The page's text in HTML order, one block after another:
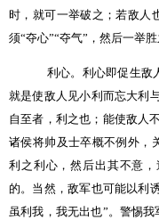
时，就可一举破之；若敌人
须“夺心”“夺气”，然后一举胜
利心。利心即促生敌
就是使敌人见小利而忘大利
自至者，利之也；能使敌人
诸侯将帅及士卒概不例外，
利之利心，然后出其不意
的。当然，敌军也可能以利
虽利我，我无出也”。警惕